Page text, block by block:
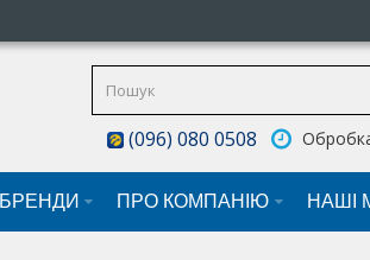
(096) 080 0508
БРЕНДИ ПРО КОМПАНІЮ НАШI